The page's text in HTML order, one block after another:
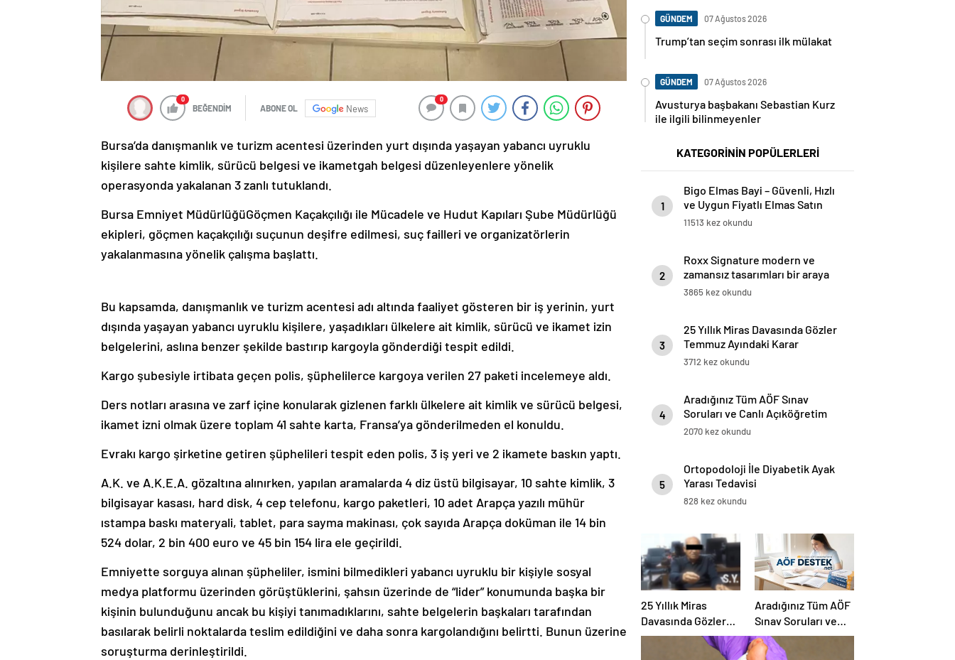
0
BEĞENDİM ABONE OL News
0
Bursa’da danışmanlık ve turizm acentesi üzerinden yurt dışında yaşayan yabancı uyruklu
kişilere sahte kimlik, sürücü belgesi ve ikametgah belgesi düzenleyenlere yönelik
operasyonda yakalanan 3 zanlı tutuklandı.
Bursa Emniyet MüdürlüğüGöçmen Kaçakçılığı ile Mücadele ve Hudut Kapıları Şube Müdürlüğü
ekipleri, göçmen kaçakçılığı suçunun deşifre edilmesi, suç failleri ve organizatörlerin
yakalanmasına yönelik çalışma başlattı.
Bu kapsamda, danışmanlık ve turizm acentesi adı altında faaliyet gösteren bir iş yerinin, yurt
dışında yaşayan yabancı uyruklu kişilere, yaşadıkları ülkelere ait kimlik, sürücü ve ikamet izin
belgelerini, aslına benzer şekilde bastırıp kargoyla gönderdiği tespit edildi.
Kargo şubesiyle irtibata geçen polis, şüphelilerce kargoya verilen 27 paketi incelemeye aldı.
Ders notları arasına ve zarf içine konularak gizlenen farklı ülkelere ait kimlik ve sürücü belgesi,
ikamet izni olmak üzere toplam 41 sahte karta, Fransa’ya gönderilmeden el konuldu.
Evrakı kargo şirketine getiren şüphelileri tespit eden polis, 3 iş yeri ve 2 ikamete baskın yaptı.
A.K. ve A.K.E.A. gözaltına alınırken, yapılan aramalarda 4 diz üstü bilgisayar, 10 sahte kimlik, 3
bilgisayar kasası, hard disk, 4 cep telefonu, kargo paketleri, 10 adet Arapça yazılı mühür
ıstampa baskı materyali, tablet, para sayma makinası, çok sayıda Arapça doküman ile 14 bin
524 dolar, 2 bin 400 euro ve 45 bin 154 lira ele geçirildi.
Emniyette sorguya alınan şüpheliler, ismini bilmedikleri yabancı uyruklu bir kişiyle sosyal
medya platformu üzerinden görüştüklerini, şahsın üzerinde de “lider” konumunda başka bir
kişinin bulunduğunu ancak bu kişiyi tanımadıklarını, sahte belgelerin başkaları tarafından
basılarak belirli noktalarda teslim edildiğini ve daha sonra kargolandığını belirtti. Bunun üzerine
soruşturma derinleştirildi.
GÜNDEM 07 Ağustos 2026
Trump’tan seçim sonrası ilk mülakat
GÜNDEM 07 Ağustos 2026
Avusturya başbakanı Sebastian Kurz
ile ilgili bilinmeyenler
KATEGORİNİN POPÜLERLERİ
1
Bigo Elmas Bayi – Güvenli, Hızlı
ve Uygun Fiyatlı Elmas Satın
Almanın Yeni Adresi
11513 kez okundu
2
Roxx Signature modern ve
zamansız tasarımları bir araya
getiriyor
3865 kez okundu
3
25 Yıllık Miras Davasında Gözler
Temmuz Ayındaki Karar
Duruşmasına Çevrildi
3712 kez okundu
4
Aradığınız Tüm AÖF Sınav
Soruları ve Canlı Açıköğretim
Forumu Burada
2070 kez okundu
5
Ortopodoloji İle Diyabetik Ayak
Yarası Tedavisi
828 kez okundu
25 Yıllık Miras
Davasında Gözler
Temmuz Ayındaki
Karar Duruşmasına
Aradığınız Tüm AÖF
Sınav Soruları ve
Canlı Açıköğretim
Forumu Burada